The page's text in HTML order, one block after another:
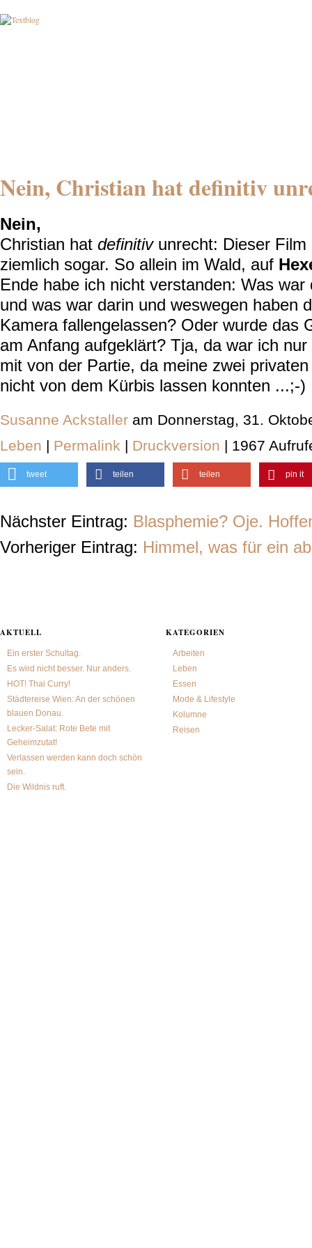
Nein, Christian hat definitiv
Nein,
Christian hat definitivunrecht: Dieser Film
ziemlich sogar. So allein im Wald, auf
Ende habe ich nicht verstanden: Was
und was war darin und weswegen haben
Kamera fallengelassen? Oder wurde das
am Anfang aufgeklärt? Tja, da war ich
mit von der Partie, da meine zwei
nicht von dem Kürbis lassen konnten ...;-)
Susanne Ackstaller am Donnerstag, 31.
Leben | Permalink | Druckversion | 1967
tweet teilen teilen pin it
Nächster Eintrag: Blasphemie? Oje.
Vorheriger Eintrag: Himmel, was für ein
AKTUELL
Ein erster Schultag.
Es wird nicht besser. Nur anders.
HOT! Thai Curry!
Städtereise Wien: An der schönen
blauen Donau.
Lecker-Salat: Rote Bete mit
Geheimzutat!
Verlassen werden kann doch schön
sein.
Die Wildnis ruft.
KATEGORIEN
Arbeiten
Leben
Essen
Mode & Lifestyle
Kolumne
Reisen